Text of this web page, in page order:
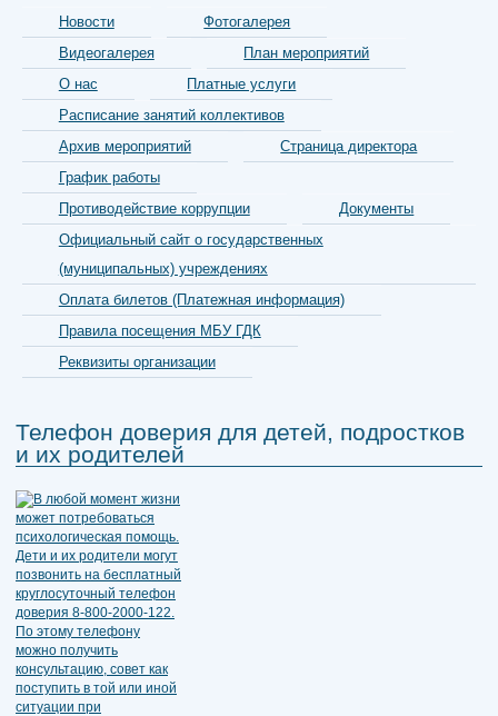
Новости
Фотогалерея
Видеогалерея
План мероприятий
О нас
Платные услуги
Расписание занятий коллективов
Архив мероприятий
Страница директора
График работы
Противодействие коррупции
Документы
Официальный сайт о государственных
(муниципальных) учреждениях
Оплата билетов (Платежная информация)
Правила посещения МБУ ГДК
Реквизиты организации
Телефон доверия для детей, подростков
и их родителей